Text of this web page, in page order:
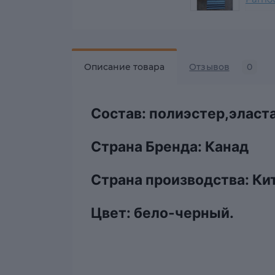
Описание товара Отзывов 0
Состав:
Страна Бренда: Канад
Страна производства:
Цвет: бело-черный.